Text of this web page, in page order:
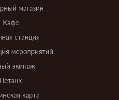
магазин
Кафе
станция
мероприятий
экипаж
Петанк
карта